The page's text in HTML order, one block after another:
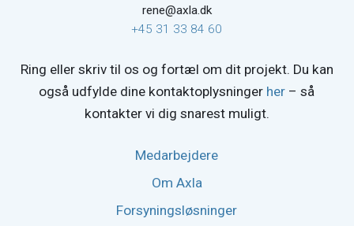
rene@axla.dk
+45 31 33 84 60
Ring eller skriv til os og fortæl om dit projekt. Du kan
også udfylde dine kontaktoplysninger her – så
kontakter vi dig snarest muligt.
Medarbejdere
Om Axla
Forsyningsløsninger